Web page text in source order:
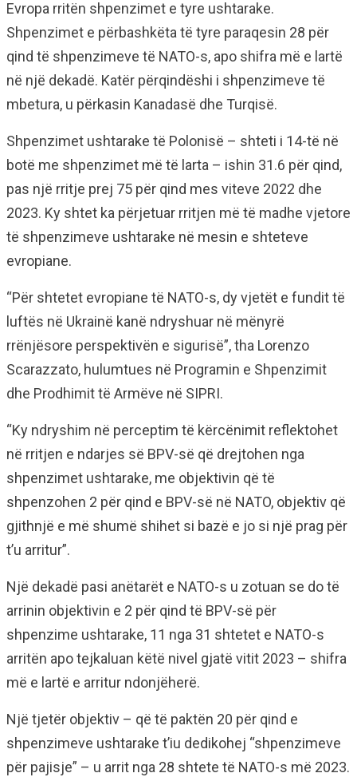
Evropa rritën shpenzimet e tyre ushtarake.
Shpenzimet e përbashkëta të tyre paraqesin 28 për
qind të shpenzimeve të NATO-s, apo shifra më e lartë
në një dekadë. Katër përqindëshi i shpenzimeve të
mbetura, u përkasin Kanadasë dhe Turqisë.
Shpenzimet ushtarake të Polonisë – shteti i 14-të në
botë me shpenzimet më të larta – ishin 31.6 për qind,
pas një rritje prej 75 për qind mes viteve 2022 dhe
2023. Ky shtet ka përjetuar rritjen më të madhe vjetore
të shpenzimeve ushtarake në mesin e shteteve
evropiane.
“Për shtetet evropiane të NATO-s, dy vjetët e fundit të
luftës në Ukrainë kanë ndryshuar në mënyrë
rrënjësore perspektivën e sigurisë”, tha Lorenzo
Scarazzato, hulumtues në Programin e Shpenzimit
dhe Prodhimit të Armëve në SIPRI.
“Ky ndryshim në perceptim të kërcënimit reflektohet
në rritjen e ndarjes së BPV-së që drejtohen nga
shpenzimet ushtarake, me objektivin që të
shpenzohen 2 për qind e BPV-së në NATO, objektiv që
gjithnjë e më shumë shihet si bazë e jo si një prag për
t’u arritur”.
Një dekadë pasi anëtarët e NATO-s u zotuan se do të
arrinin objektivin e 2 për qind të BPV-së për
shpenzime ushtarake, 11 nga 31 shtetet e NATO-s
arritën apo tejkaluan këtë nivel gjatë vitit 2023 – shifra
më e lartë e arritur ndonjëherë.
Një tjetër objektiv – që të paktën 20 për qind e
shpenzimeve ushtarake t’iu dedikohej “shpenzimeve
për pajisje” – u arrit nga 28 shtete të NATO-s më 2023.